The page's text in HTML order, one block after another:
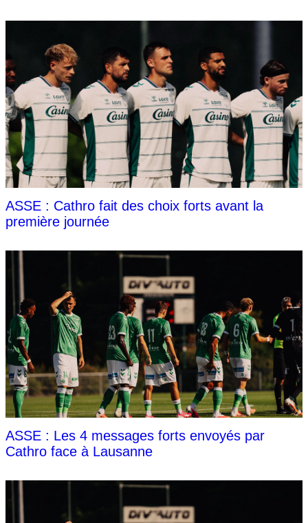
ASSE : Cathro fait des choix forts avant la
première journée
ASSE : Les 4 messages forts envoyés par
Cathro face à Lausanne